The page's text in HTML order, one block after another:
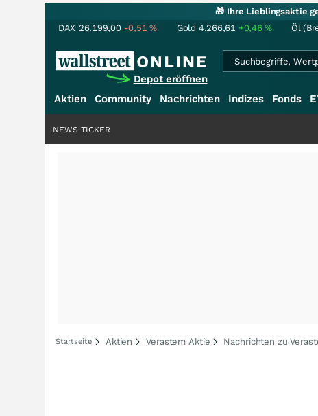
🎁 Ihre Lieblingsaktie
DAX 26.199,00 -0,51% Gold 4.266,61 +0,46% Öl
Depot eröffnen
Aktien Community Nachrichten Indizes Fonds
NEWS TICKER
Startseite Aktien Verastem Aktie Nachrichten zu